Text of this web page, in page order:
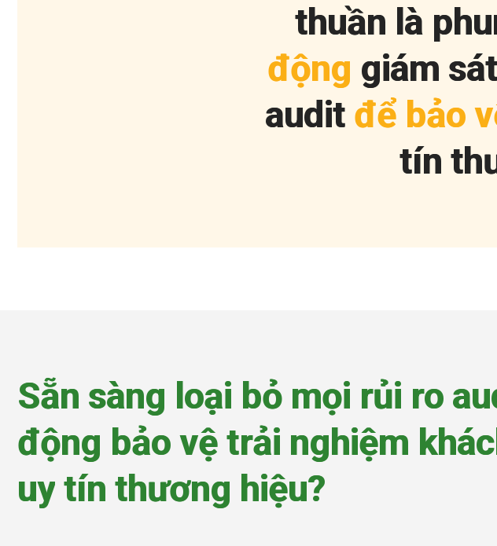
thuần à phu
động giám sát
audit để bảo v
tín th
Sẵn sàng oại bỏ mọi rủi ro au
động bảo vệ trải ng hiệm khác
uy tín thương hiệu?